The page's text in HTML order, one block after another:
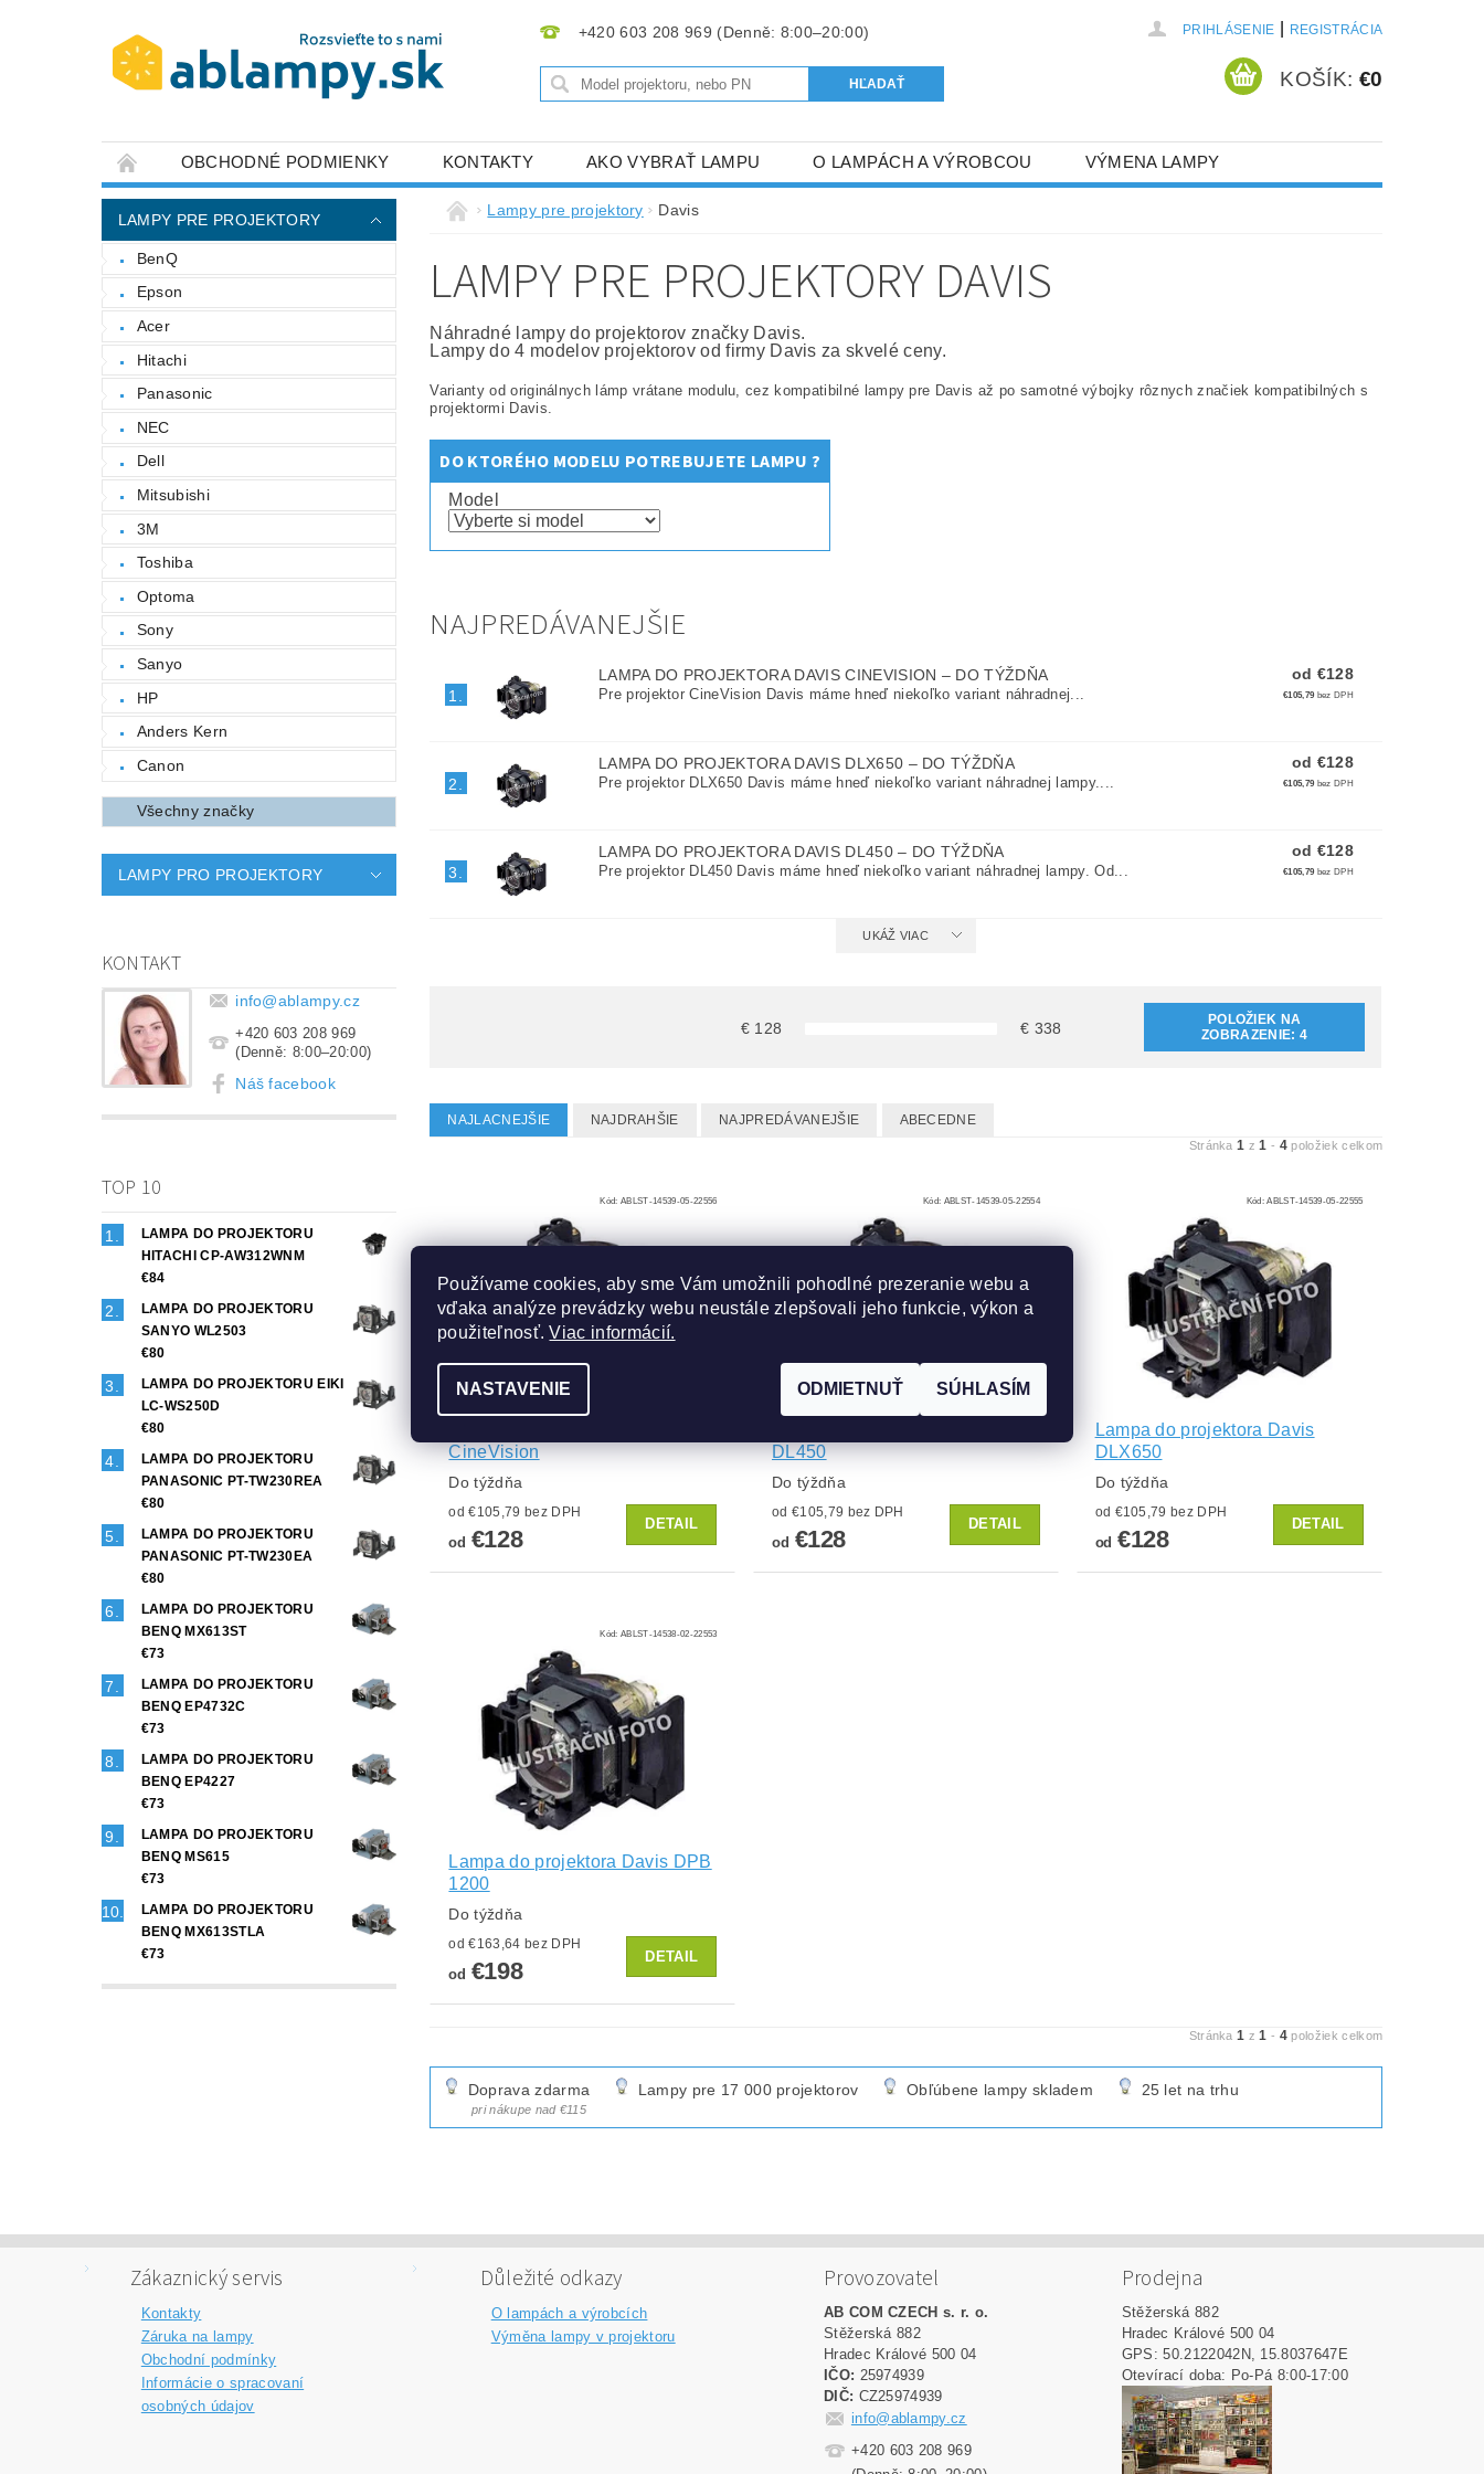
+420 603 208 969 PRIHLÁSENIE REGISTRÁCIA
KOŠÍK: €0
OBCHODNÉ PODMIENKY KONTAKTY AKO VYBRAŤ LAMPU O LAMPÁCH A VÝROBCOU VÝMENA LAMPY
LAMPY PRE PROJEKTORY
BenQ
Epson
Acer
Hitachi
Panasonic
NEC
Dell
Mitsubishi
3M
Toshiba
Optoma
Sony
Sanyo
HP
Anders Kern
Canon
Všechny značky
LAMPY PRO PROJEKTORY
KONTAKT
info@ablampy.cz
+420 603 208 969
(Denně: 8:00–20:00)
Náš facebook
TOP 10
LAMPA DO PROJEKTORU
HITACHI CP-AW312WNM
€84
LAMPA DO PROJEKTORU
SANYO WL2503
€80
LAMPA DO PROJEKTORU EIKI
LC-WS250D
€80
LAMPA DO PROJEKTORU
PANASONIC PT-TW230REA
€80
LAMPA DO PROJEKTORU
PANASONIC PT-TW230EA
€80
LAMPA DO PROJEKTORU
BENQ MX613ST
€73
LAMPA DO PROJEKTORU
BENQ EP4732C
€73
LAMPA DO PROJEKTORU
BENQ EP4227
€73
LAMPA DO PROJEKTORU
BENQ MS615
€73
LAMPA DO PROJEKTORU
BENQ MX613STLA
€73
Lampy pre projektory Davis
LAMPY PRE PROJEKTORY DAVIS
Náhradné lampy do projektorov značky Davis.
Lampy do 4 modelov projektorov od firmy Davis za skvelé ceny.
Varianty od originálnych lámp vrátane modulu, cez kompatibilné lampy pre Davis až po samotné výbojky rôznych značiek kompatibilných s
projektormi Davis.
DO KTORÉHO MODELU POTREBUJETE LAMPU ?
Model
NAJPREDÁVANEJŠIE
1.
LAMPA DO PROJEKTORA DAVIS CINEVISION – DO TÝŽDŇA
Pre projektor CineVision Davis máme hneď niekoľko variant náhradnej...
od €128
€105,79 bez DPH
2.
LAMPA DO PROJEKTORA DAVIS DLX650 – DO TÝŽDŇA
Pre projektor DLX650 Davis máme hneď niekoľko variant náhradnej lampy....
od €128
€105,79 bez DPH
3.
LAMPA DO PROJEKTORA DAVIS DL450– DO TÝŽDŇA
Pre projektor DL450 Davis máme hneď niekoľko variant náhradnej lampy. Od...
od €128
€105,79 bez DPH
UKÁŽ VIAC
€ 128 € 338
POLOŽIEK NA
ZOBRAZENIE: 4
NAJLACNEJŠIE NAJDRAHŠIE NAJPREDÁVANEJŠIE ABECEDNE
Stránka1 z1 - 4 položiek celkom
Kód:ABLST-14539-05-22556
CineVision
Do týždňa
od €105,79 bez DPH
od €128
DETAIL
Kód: ABLST-14539-05-22554
DL450
Do týždňa
od €105,79 bez DPH
od €128
DETAIL
Kód:ABLST-14539-05-22555
Lampa do projektora Davis
DLX650
Do týždňa
od €105,79 bez DPH
od €128
DETAIL
Kód:ABLST-14538-02-22553
Lampa do projektora Davis DPB
1200
Do týždňa
od €163,64 bez DPH
od €198
DETAIL
Stránka1 z1 - 4 položiek celkom
Doprava zdarma
pri nákupe nad €115
Lampy pre 17 000 projektorov Obľúbene lampy skladem 25 let na trhu
Zákaznický servis
Kontakty
Záruka na lampy
Obchodní podmínky
Informácie o spracovaní
osobných údajov
Důležité odkazy
O lampách a výrobcích
Výměna lampy v projektoru
Provozovatel
AB COM CZECH s. r. o.
Stěžerská 882
Hradec Králové 500 04
IČO: 25974939
DIČ: CZ25974939
info@ablampy.cz
+420 603 208 969
Prodejna
Stěžerská 882
Hradec Králové 500 04
GPS: 50.2122042N, 15.8037647E
Otevírací doba: Po-Pá 8:00-17:00
Používame cookies, aby sme Vám umožnili pohodlné prezeranie webu a
vďaka analýze prevádzky webu neustále zlepšovali jeho funkcie, výkon a
použiteľnosť.Viac informácií.
NASTAVENIE ODMIETNUŤ SÚHLASÍM